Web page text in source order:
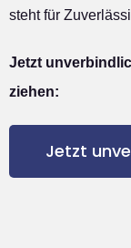
steht für
Jetzt
ziehen:
Jetzt